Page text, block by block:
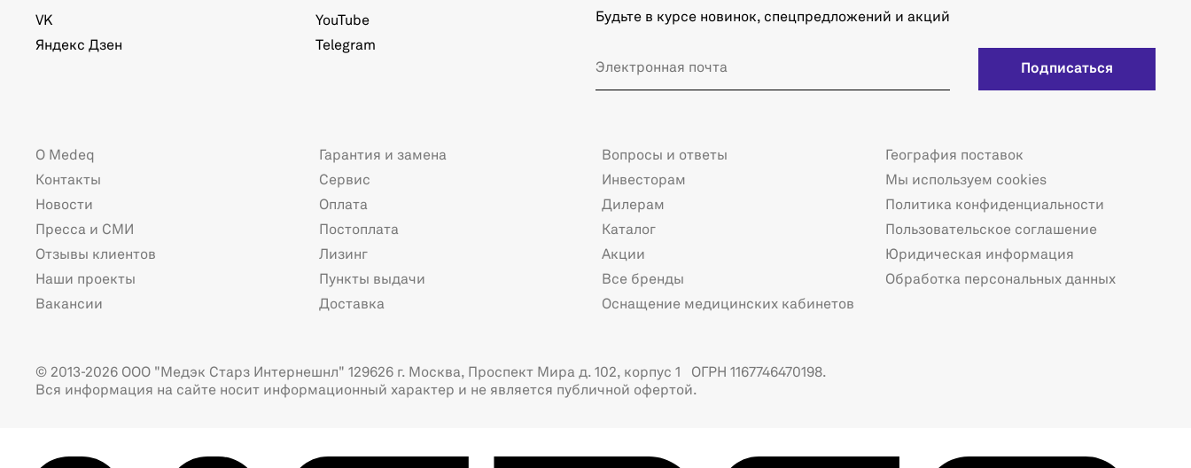
VK
Яндекс Дзен
YouTube
Telegram
Будьте в курсе новинок, спецпредложений и акций
Подписаться
О Medeq
Контакты
Новости
Пресса и СМИ
Отзывы клиентов
Наши проекты
Вакансии
Гарантия и замена
Сервис
Оплата
Постоплата
Лизинг
Пункты выдачи
Доставка
Вопросы и ответы
Инвесторам
Дилерам
Каталог
Акции
Все бренды
Оснащение медицинских кабинетов
География поставок
Мы используем cookies
Политика конфиденциальности
Пользовательское соглашение
Юридическая информация
Обработка персональных данных
© 2013-2026 ООО "Медэк Старз Интернешнл" 129626 г. Москва, Проспект Мира д. 102, корпус 1 ОГРН 1167746470198.
Вся информация на сайте носит информационный характер и не является публичной офертой.